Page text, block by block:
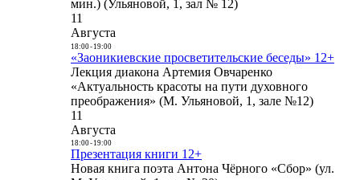
мин.) (Ульяновой, 1, зал № 12)
11
Августа
18:00- 19:00
«Заоникиевские просветительские беседы» 12+
Лекция диакона Артемия Овчаренко
«Актуальность красоты на пути духовного
преображения» (М. Ульяновой, 1, зале №12)
11
Августа
18:00- 19:00
Презентация книги 12+
Новая книга поэта Антона Чёрного «Сбор» (ул.